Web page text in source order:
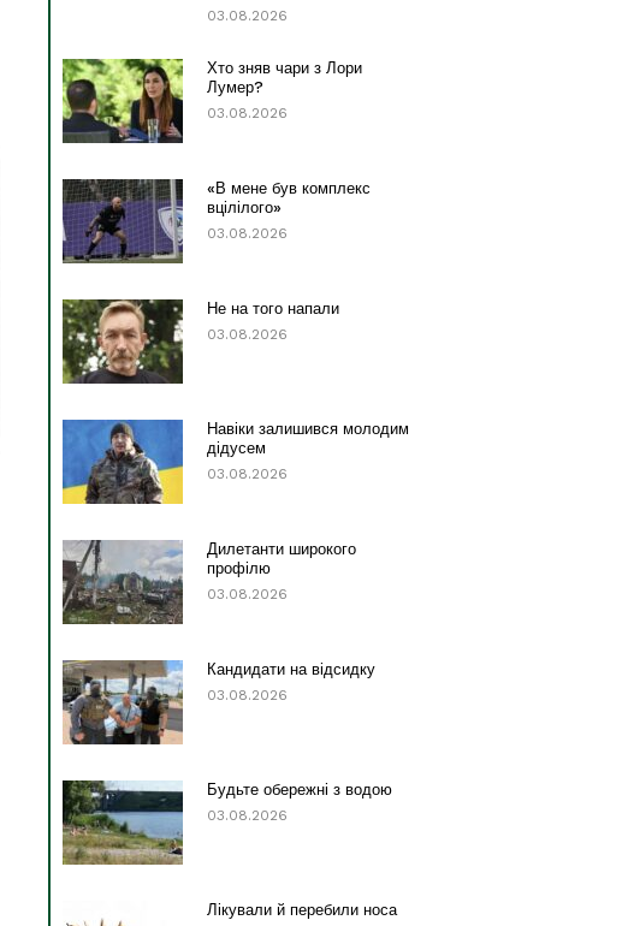
03.08.2026
Хто зняв чари з Лори
Лумер?
03.08.2026
«В мене був комплекс
вцілілого»
03.08.2026
Не на того напали
03.08.2026
Навіки залишився молодим
дідусем
03.08.2026
Дилетанти широкого
профілю
03.08.2026
Кандидати на відсидку
03.08.2026
Будьте обережні з водою
03.08.2026
Лікували й перебили носа